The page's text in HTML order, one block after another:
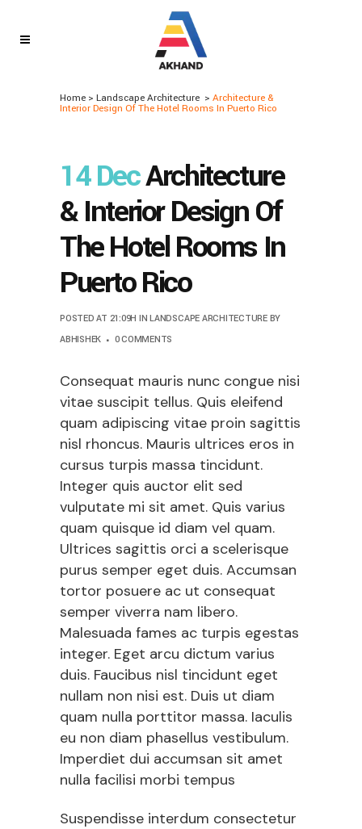
Home > Landscape Architecture > Architecture &
Interior Design Of The Hotel Rooms In Puerto Rico
14 DecArchitecture
& Interior Design Of
The Hotel Rooms In
Puerto Rico
POSTED AT 21:09H INLANDSCAPE ARCHITECTURE BY
ABHISHEK
0 COMMENTS
Consequat mauris nunc congue nisi
vitae suscipit tellus. Quis eleifend
quam adipiscing vitae proin sagittis
nisl rhoncus. Mauris ultrices eros in
cursus turpis massa tincidunt.
Integer quis auctor elit sed
vulputate mi sit amet. Quis varius
quam quisque id diam vel quam.
Ultrices sagittis orci a scelerisque
purus semper eget duis. Accumsan
tortor posuere ac ut consequat
semper viverra nam libero.
Malesuada fames ac turpis egestas
integer. Eget arcu dictum varius
duis. Faucibus nisl tincidunt eget
nullam non nisi est. Duis ut diam
quam nulla porttitor massa. Iaculis
eu non diam phasellus vestibulum.
Imperdiet dui accumsan sit amet
nulla facilisi morbi tempus
Suspendisse interdum consectetur